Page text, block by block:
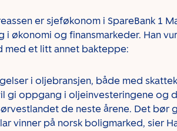
er sjeføkonom i SpareBank 1
i økonomi og finansmarkeder. Han
med et litt annet bakteppe:
i oljebransjen, både med
gi oppgang i oljeinvesteringene og
de neste årene. Det bør
vinner på norsk boligmarked, sier